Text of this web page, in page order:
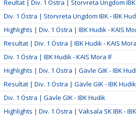
Reultat | Div. 1 Östra | Storvreta Ungdom IBK
Div. 1 Östra | Storvreta Ungdom IBK - IBK
Highlights | Div. 1 Östra | IBK Hudik - KAIS
Resultat | Div. 1 Östra | IBK Hudik - KAIS
Div. 1 Östra | IBK Hudik - KAIS Mora IF
Highlights | Div. 1 Östra | Gävle GIK - IBK
Resultat | Div. 1 Östra | Gävle GIK - IBK Hudik
Div. 1 Östra | Gävle GIK - IBK Hudik
Highlights | Div. 1 Östra | Vaksala SK IBK -